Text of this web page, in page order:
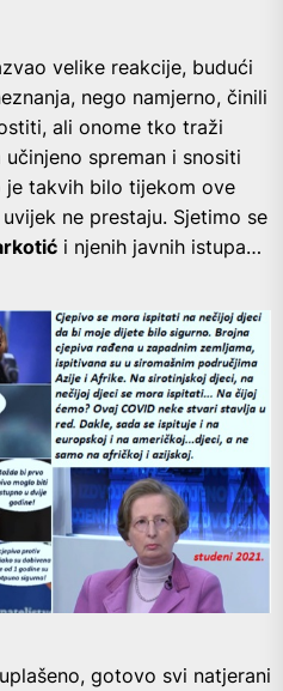
velike reakcije, budući
nego namjerno, činili
ali onome tko traži
spreman i snositi
je takvih bilo tijekom ove
ne prestaju. Sjetimo se
i njenih javnih istupa…
gotovo svi natjerani